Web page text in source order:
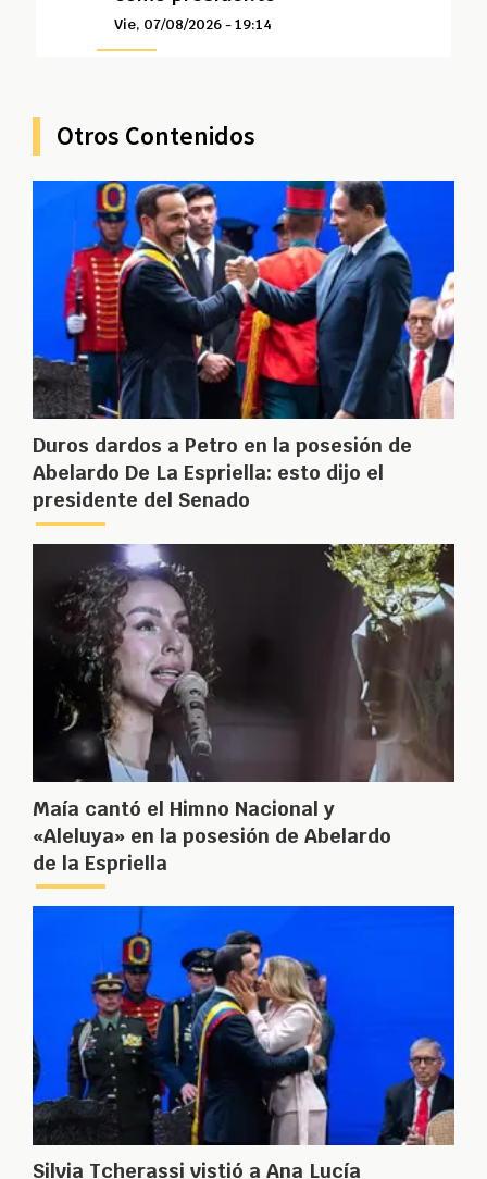
Vie, 07/08/2026 - 19:14
Otros Contenidos
Duros dardos a Petro en la posesión de
Abelardo De La Espriella: esto dijo el
presidente del Senado
Maía cantó el Himno Nacional y
«Aleluya» en la posesión de Abelardo
de la Espriella
Silvia Tcherassi vistió a Ana Lucía